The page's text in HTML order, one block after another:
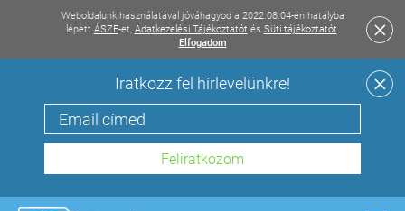
Weboldalunk használatával jóváhagyod a 2022.08.04-én hatályba
lépett ÁSZF-et, Adatkezelési Tájékoztatót és Süti tájékoztatót.
Elfogadom
Iratkozz fel hírlevelünkre!